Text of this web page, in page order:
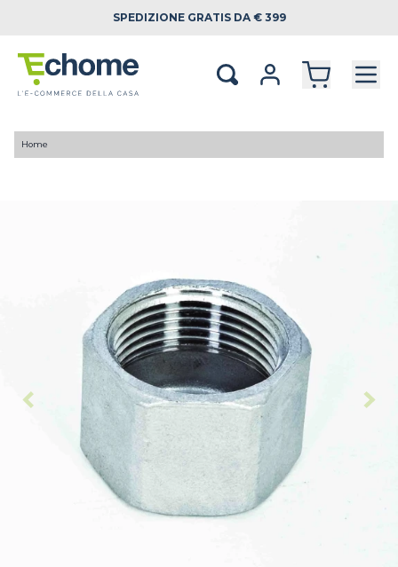
SPEDIZIONE GRATIS DA € 399
Home